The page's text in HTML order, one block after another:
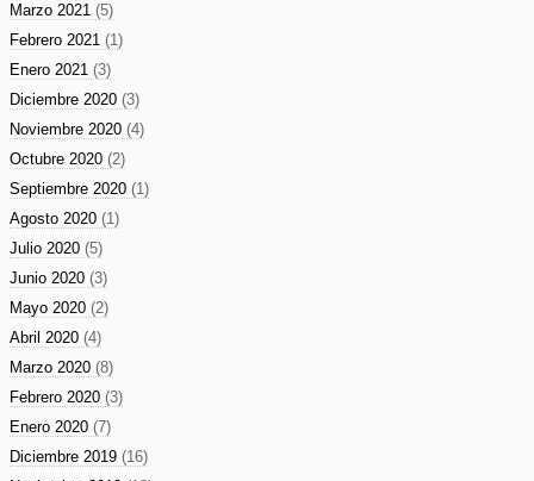
Marzo 2021 (5)
Febrero 2021 (1)
Enero 2021 (3)
Diciembre 2020 (3)
Noviembre 2020 (4)
Octubre 2020 (2)
Septiembre 2020 (1)
Agosto 2020 (1)
Julio 2020 (5)
Junio 2020 (3)
Mayo 2020 (2)
Abril 2020 (4)
Marzo 2020 (8)
Febrero 2020 (3)
Enero 2020 (7)
Diciembre 2019 (16)